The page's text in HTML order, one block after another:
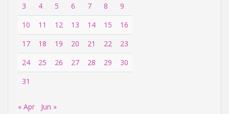
3
4 5 6 7 8
9
10
11 12 13 14 15
16
17
18 19 20 21 22
23
24
25 26 27 28 29
30
31
« Apr Jun »